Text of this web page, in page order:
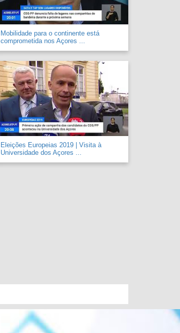
Mobilidade para o continente está
comprometida nos Açores ...
Eleições Europeias 2019 | Visita à
Universidade dos Açores ...